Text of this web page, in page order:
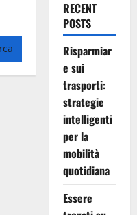
RECENT
POSTS
Risparmiar
e sui
trasporti:
strategie
intelligenti
per la
mobilità
quotidiana
Essere